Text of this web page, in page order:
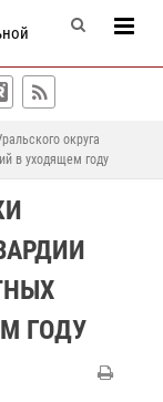
округа
в уходящем году
ГОДУ